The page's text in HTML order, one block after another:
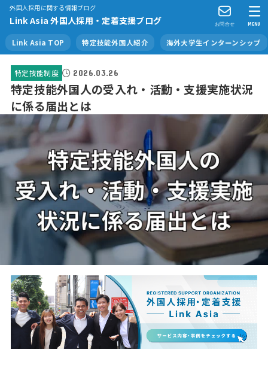
外国人採用に関する情報ブログ
Link Asia 外国人採用・定着支援ブログ
Link Asia TOP 特定技能外国人紹介 海外大学生インターンシップ
お問合せ MENU
特定技能制度 2026.03.26
特定技能外国人の受入れ・活動・支援実施状況
に係る届出とは